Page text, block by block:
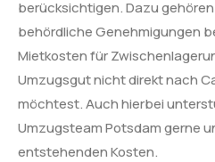
berücksichtigen. Dazu
behördliche Genehmigungen
Mietkosten für
Umzugsgut nicht direkt nach
möchtest. Auch hierbei
Umzugsteam Potsdam gerne
entstehenden Kosten.